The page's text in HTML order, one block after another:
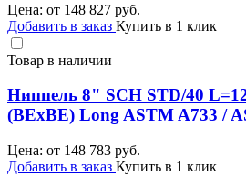
Цена: от 148 827 руб.
Добавить в заказ Купить в 1 клик
Товар в наличии
Ниппель 8" SCH STD/40
(BEхBE) Long ASTM A733 /
Цена: от 148 783 руб.
Добавить в заказ Купить в 1 клик